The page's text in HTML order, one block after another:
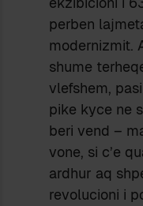
perben
modernizmit.
shume
vlefshem,
pike kyce ne
beri vend –
vone, si c’e
ardhur aq
revolucioni i